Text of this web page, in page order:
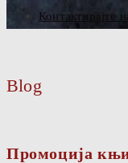
Контактирајте
Blog
Промоција